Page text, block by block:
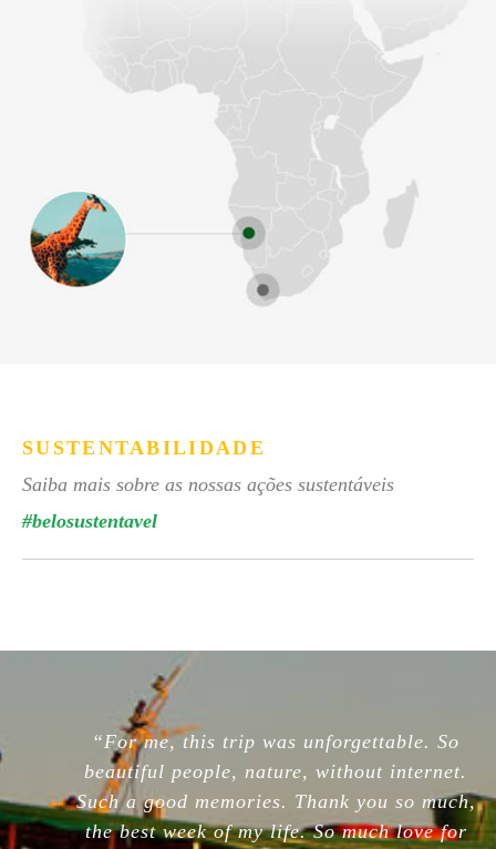
SUSTENTABILIDADE
Saiba mais sobre as nossas ações sustentáveis
#belosustentavel
“For me, this trip was unforgettable. So
beautiful people, nature, without internet.
Such a good memories. Thank you so much,
the best week of my life. So much love for